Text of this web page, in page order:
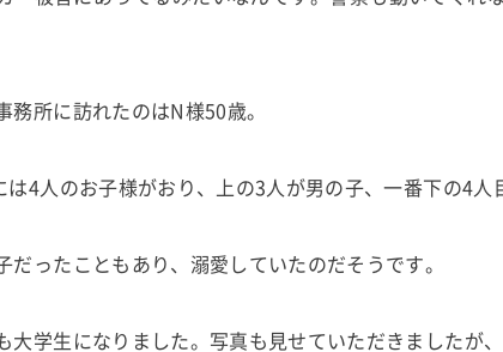
務所に訪れたのはN様50歳。
4人のお子様がおり、上の3人が男の子、一番下の4人
だったこともあり、溺愛していたのだそうです。
大学生になりました。写真も見せていただきましたが